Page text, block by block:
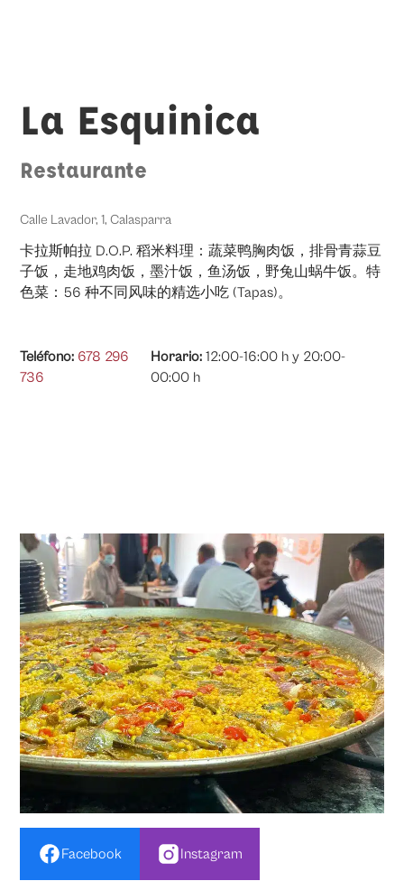
La Esquinica
Restaurante
Calle Lavador, 1, Calasparra
卡拉斯帕拉 D.O.P. 稻米料理：蔬菜鸭胸肉饭，排骨青蒜豆
子饭，走地鸡肉饭，墨汁饭，鱼汤饭，野兔山蜗牛饭。特
色菜：56 种不同风味的精选小吃 (Tapas)。
Teléfono: 678 296
736
Horario: 12:00-16:00 h y 20:00-
00:00 h
Facebook Instagram